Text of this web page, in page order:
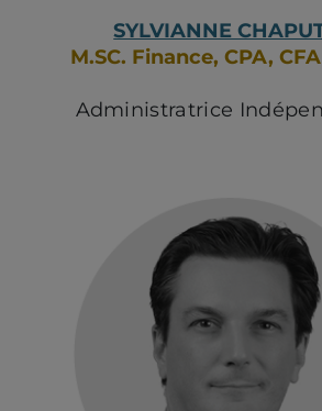
SYLVIANNE
M.SC. Finance, CPA,
Administratrice